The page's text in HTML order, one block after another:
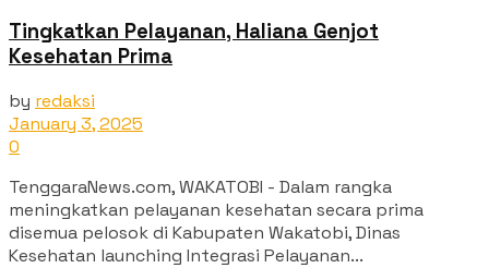
Tingkatkan Pelayanan, Haliana Genjot
Kesehatan Prima
by redaksi
January 3, 2025
0
TenggaraNews.com, WAKATOBI - Dalam rangka
meningkatkan pelayanan kesehatan secara prima
disemua pelosok di Kabupaten Wakatobi, Dinas
Kesehatan launching Integrasi Pelayanan...